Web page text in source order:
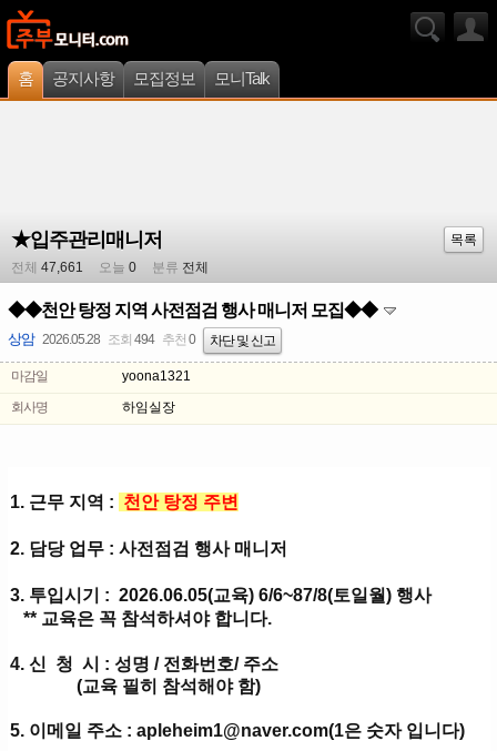
홈 공지사항 모집정보 모니Talk
★입주관리매니저
목록
전체 47,661 오늘 0 분류 전체
◆◆천안 탕정 지역 사전점검 행사 매니저 모집◆◆
상암 2026.05.28 조회 494 추천 0 차단 및 신고
마감일
yoona1321
회사명
하임실장
1. 근무 지역 : 천안 탕정 주변
2. 담당 업무 : 사전점검 행사 매니저
3. 투입시기 : 2026.06.05(교육) 6/6~87/8(토일월) 행사
** 교육은 꼭 참석하셔야 합니다.
4. 신 청 시 : 성명 / 전화번호/ 주소
(교육 필히 참석해야 함)
5. 이메일 주소 : apleheim1@naver.com(1은 숫자 입니다)